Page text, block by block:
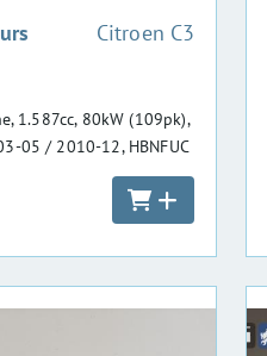
:Citroen C3
1.587cc, 80kW (109pk),
05 / 2010-12, HBNFUC